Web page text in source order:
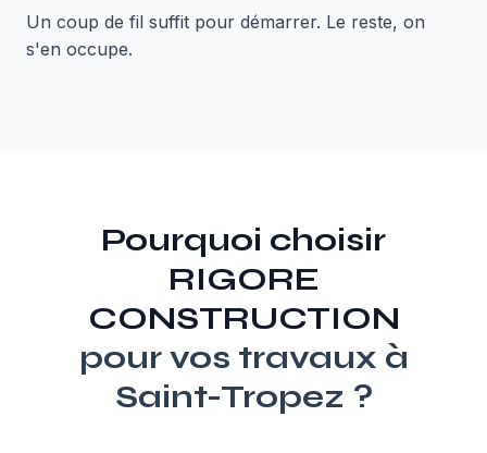
Un coup de fil suffit pour démarrer. Le reste, on
s'en occupe.
Pourquoi choisir
RIGORE
CONSTRUCTION
pour vos travaux à
Saint-Tropez ?